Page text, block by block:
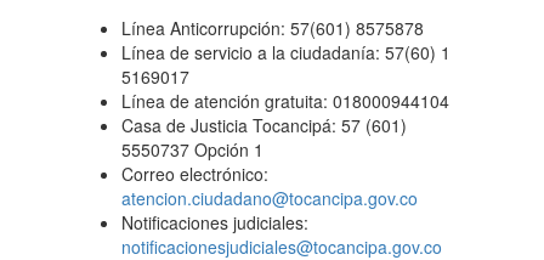
Línea Anticorrupción: 57(601) 8575878
Línea de servicio a la ciudadanía: 57(60) 1
5169017
Línea de atención gratuita: 018000944104
Casa de Justicia Tocancipá: 57 (601)
5550737 Opción 1
Correo electrónico:
atencion.ciudadano@tocancipa.gov.co
Notificaciones judiciales:
notificacionesjudiciales@tocancipa.gov.co